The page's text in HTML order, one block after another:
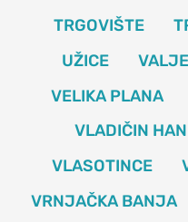
TRGOVIŠTE
UŽICE
VELIKA PLANA
VLADIČIN HAN
VLASOTINCE
VRNJAČKA BANJA